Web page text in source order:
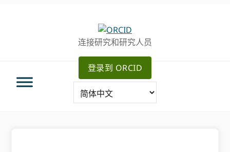
连接研究和研究人员
登录到 ORCID